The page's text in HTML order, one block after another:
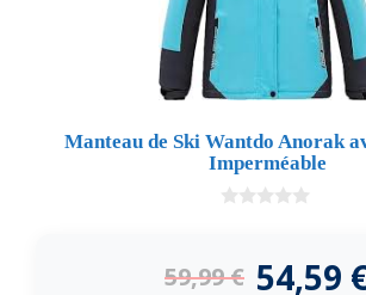
Manteau de Ski Wantdo Anorak
Imperméable
5
59,99€ 54,59